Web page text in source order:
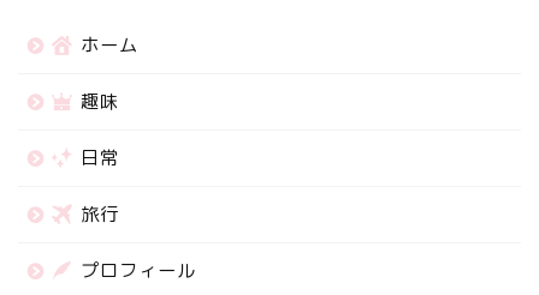
ホーム
趣味
日常
旅行
プロフィール